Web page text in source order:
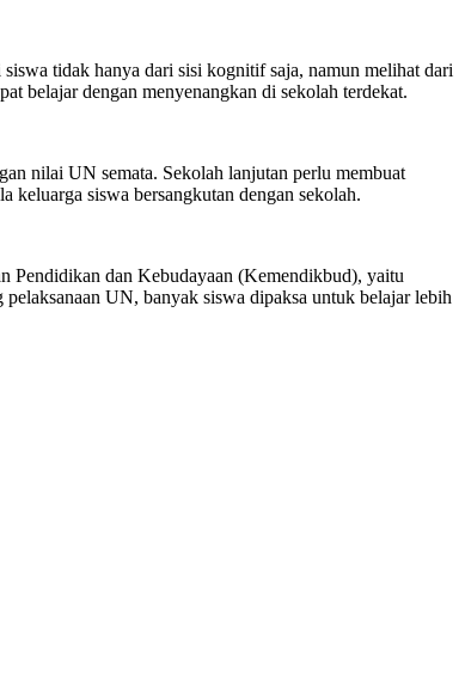
tidak hanya dari sisi kognitif saja, namun melihat dari
belajar dengan menyenangkan di sekolah terdekat.
nilai UN semata. Sekolah lanjutan perlu membuat
keluarga siswa bersangkutan dengan sekolah.
Pendidikan dan Kebudayaan (Kemendikbud), yaitu
UN, banyak siswa dipaksa untuk belajar lebih